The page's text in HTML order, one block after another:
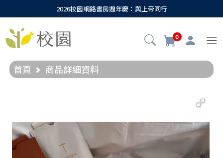
2026校園網路書房週年慶：與上帝同行
0
首頁 商品詳細資料